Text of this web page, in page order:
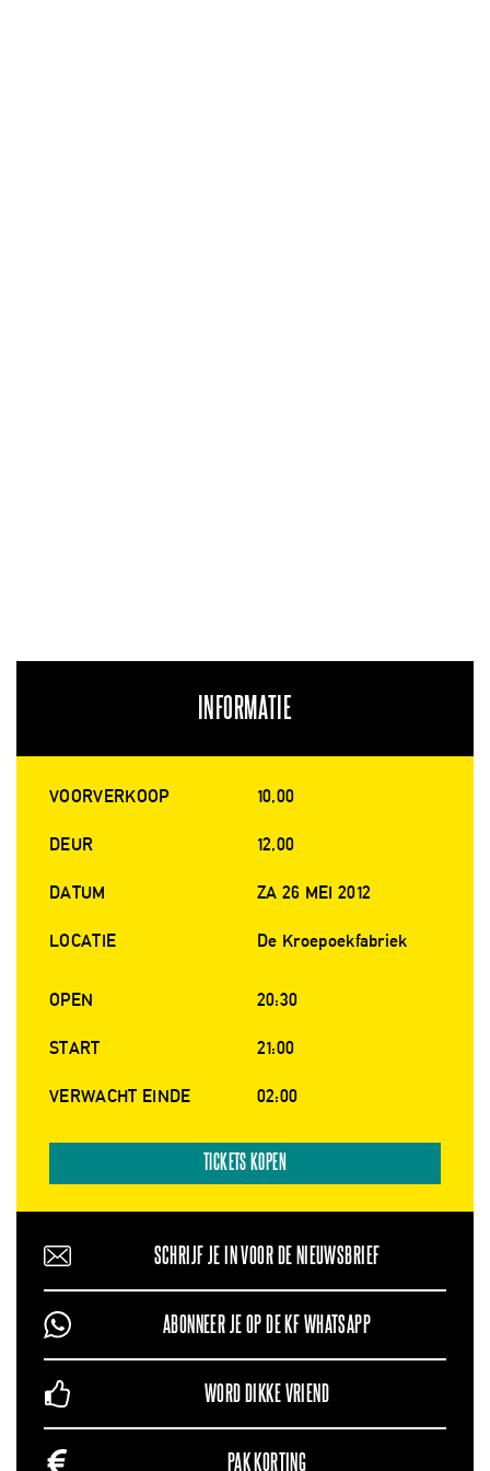
INFORMATIE
VOORVERKOOP 10,00
DEUR 12,00
DATUM ZA 26 MEI 2012
LOCATIE De Kroepoekfabriek
OPEN 20:30
START 21:00
VERWACHT EINDE 02:00
TICKETS KOPEN
SCHRIJF JE IN VOOR DE NIEUWSBRIEF
ABONNEER JE OP DE KF WHATSAPP
WORD DIKKE VRIEND
PAK KORTING